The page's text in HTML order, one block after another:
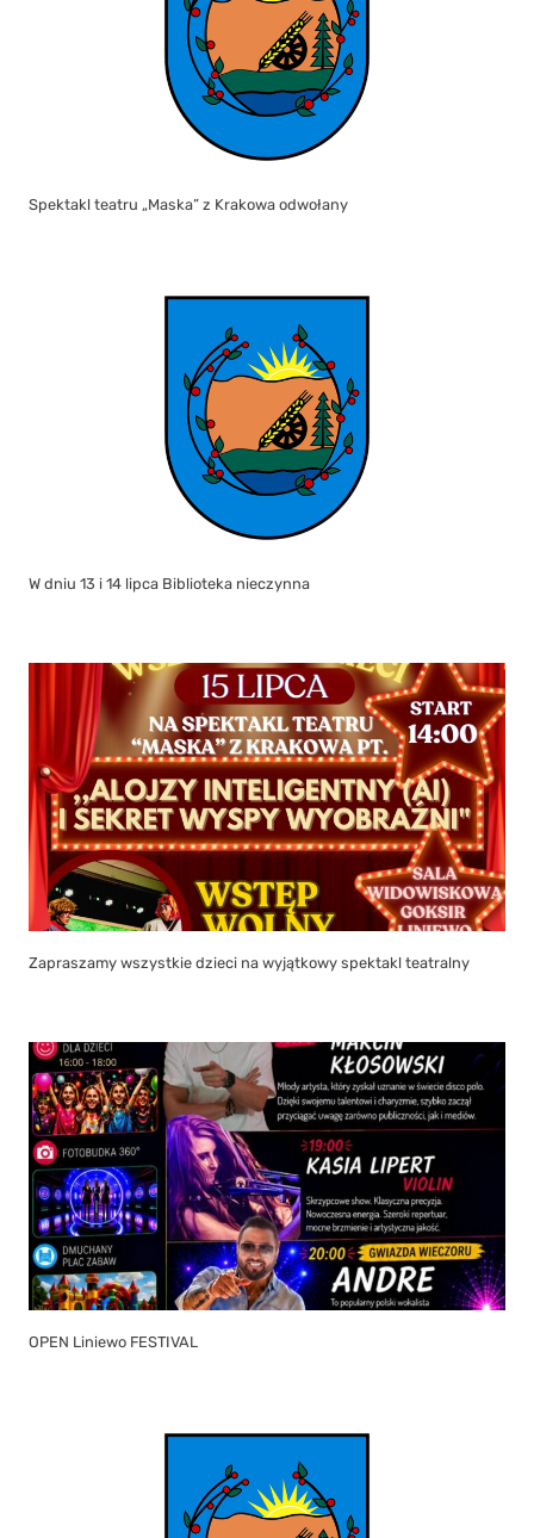
Spektakl teatru „Maska” z Krakowa odwołany
W dniu 13 i 14 lipca Biblioteka nieczynna
Zapraszamy wszystkie dzieci na wyjątkowy spektakl teatralny
OPEN Liniewo FESTIVAL